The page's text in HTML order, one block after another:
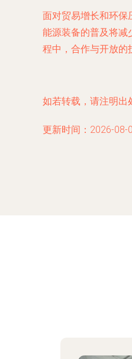
面对贸易增长和环保
能源装备的普及将减
程中，合作与开放的
如若转载，请注明出
更新时间：2026-08-